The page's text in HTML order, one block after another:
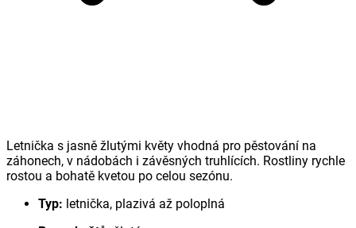
Letnička s jasně žlutými květy vhodná pro pěstování na
záhonech, v nádobách i závěsných truhlících. Rostliny rychle
rostou a bohatě kvetou po celou sezónu.
Typ: letnička, plazivá až poloplná